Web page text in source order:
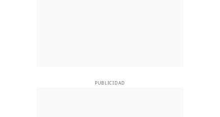
PUBLICIDAD